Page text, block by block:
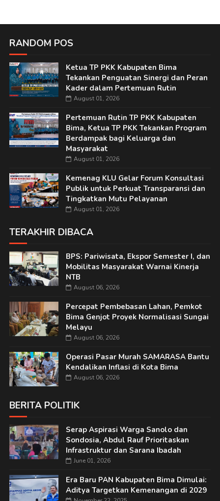
RANDOM POS
Ketua TP PKK Kabupaten Bima
Tekankan Penguatan Sinergi dan Peran
Kader dalam Pertemuan Rutin
August 01, 2026
Pertemuan Rutin TP PKK Kabupaten
Bima, Ketua TP PKK Tekankan Program
Berdampak bagi Keluarga dan
Masyarakat
August 01, 2026
Kemenag KLU Gelar Forum Konsultasi
Publik untuk Perkuat Transparansi dan
Tingkatkan Mutu Pelayanan
August 01, 2026
TERAKHIR DIBACA
BPS: Pariwisata, Ekspor Semester I, dan
Mobilitas Masyarakat Warnai Kinerja
NTB
August 06, 2026
Percepat Pembebasan Lahan, Pemkot
Bima Genjot Proyek Normalisasi Sungai
Melayu
August 06, 2026
Operasi Pasar Murah SAMARASA Bantu
Kendalikan Inflasi di Kota Bima
August 06, 2026
BERITA POLITIK
Serap Aspirasi Warga Sanolo dan
Sondosia, Abdul Rauf Prioritaskan
Infrastruktur dan Sarana Ibadah
June 01, 2026
Era Baru PAN Kabupaten Bima Dimulai:
Aditya Targetkan Kemenangan di 2029